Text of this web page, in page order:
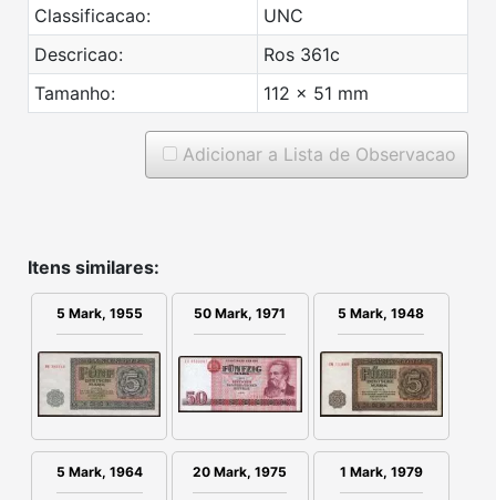
Classificacao:
UNC
Descricao:
Ros 361c
Tamanho:
112 x 51 mm
Adicionar a Lista de Observacao
Itens similares:
5 Mark, 1955 50 Mark, 1971 5 Mark, 1948
5 Mark, 1964 20 Mark, 1975 1 Mark, 1979